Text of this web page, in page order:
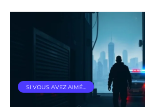
SI VOUS AVEZ AIMÉ…